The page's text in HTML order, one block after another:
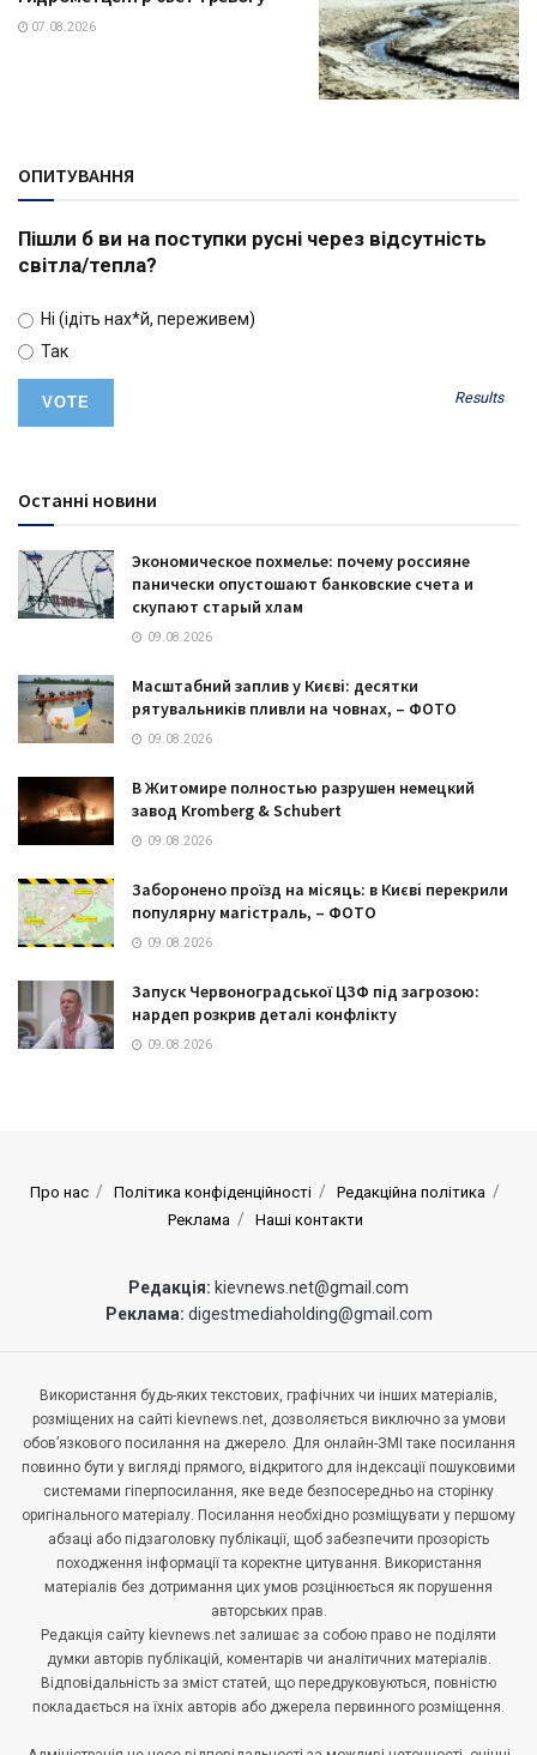
07.08.2026
ОПИТУВАННЯ
Пішли б ви на поступки русні через відсутність
світла/тепла?
Ні (ідіть нах*й, переживем)
Так
Results
Останні новини
Экономическое похмелье: почему россияне
панически опустошают банковские счета и
скупают старый хлам
09.08.2026
Масштабний заплив у Києві: десятки
рятувальників пливли на човнах, – ФОТО
09.08.2026
В Житомире полностью разрушен немецкий
завод Kromberg & Schubert
09.08.2026
Заборонено проїзд на місяць: в Києві перекрили
популярну магістраль, – ФОТО
09.08.2026
Запуск Червоноградської ЦЗФ під загрозою:
нардеп розкрив деталі конфлікту
09.08.2026
Про нас Політика конфіденційності
Редакційна політика
Реклама
Наші контакти
Редакція: kievnews.net@gmail.com
Реклама: digestmediaholding@gmail.com
Використання будь-яких текстових, графічних чи інших матеріалів,
розміщених на сайті kievnews.net, дозволяється виключно за умови
обов’язкового посилання на джерело. Для онлайн-ЗМІ таке посилання
повинно бути у вигляді прямого, відкритого для індексації пошуковими
системами гіперпосилання, яке веде безпосередньо на сторінку
оригінального матеріалу. Посилання необхідно розміщувати у першому
абзаці або підзаголовку публікації, щоб забезпечити прозорість
походження інформації та коректне цитування. Використання
матеріалів без дотримання цих умов розцінюється як порушення
авторських прав.
Редакція сайту kievnews.net залишає за собою право не поділяти
думки авторів публікацій, коментарів чи аналітичних матеріалів.
Відповідальність за зміст статей, що передруковуються, повністю
покладається на їхніх авторів або джерела первинного розміщення.